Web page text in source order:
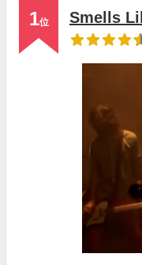
1位
Smells